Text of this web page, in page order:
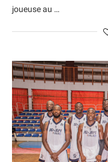
joueuse au …